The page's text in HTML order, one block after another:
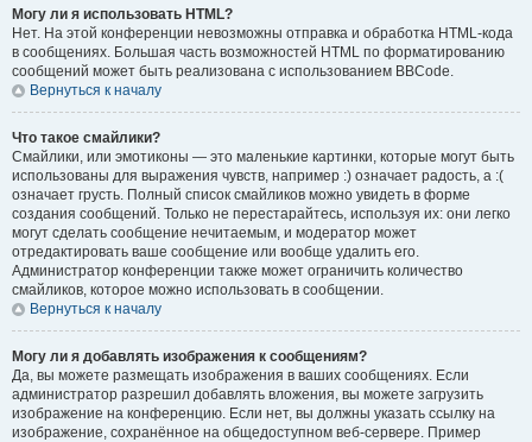
Могу ли я использовать HTML?
Нет. На этой конференции невозможны отправка и обработка HTML-кода
в сообщениях. Большая часть возможностей HTML по форматированию
сообщений может быть реализована с использованием BBCode.
Вернуться к началу
Что такое смайлики?
Смайлики, или эмотиконы — это маленькие картинки, которые могут быть
использованы для выражения чувств, например :) означает радость, а :(
означает грусть. Полный список смайликов можно увидеть в форме
создания сообщений. Только не перестарайтесь, используя их: они легко
могут сделать сообщение нечитаемым, и модератор может
отредактировать ваше сообщение или вообще удалить его.
Администратор конференции также может ограничить количество
смайликов, которое можно использовать в сообщении.
Вернуться к началу
Могу ли я добавлять изображения к сообщениям?
Да, вы можете размещать изображения в ваших сообщениях. Если
администратор разрешил добавлять вложения, вы можете загрузить
изображение на конференцию. Если нет, вы должны указать ссылку на
изображение, сохранённое на общедоступном веб-сервере. Пример